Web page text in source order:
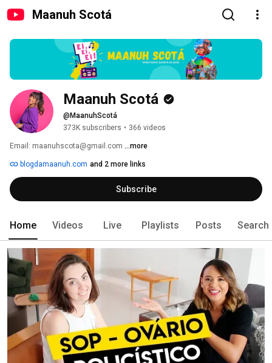
Maanuh Scotá
Maanuh Scotá
@MaanuhScotá
373K subscribers • 366 videos
Email: maanuhscota@gmail.com ...more
blogdamaanuh.com and 2 more links
Subscribe
Home Videos Live Playlists Posts Search